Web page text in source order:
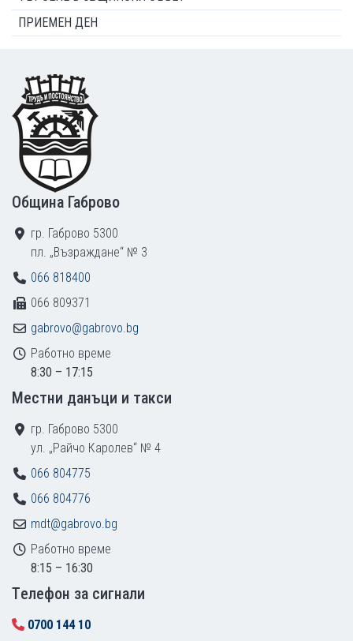
ПРИЕМЕН ДЕН
Footer
Община Габрово
гр. Габрово 5300
пл. „Възраждане“ № 3
066 818400
066 809371
gabrovo@gabrovo.bg
Работно време
8:30 – 17:15
Местни данъци и такси
гр. Габрово 5300
ул. „Райчо Каролев“ № 4
066 804775
066 804776
mdt@gabrovo.bg
Работно време
8:15 – 16:30
Tелефон за сигнали
0700 144 10